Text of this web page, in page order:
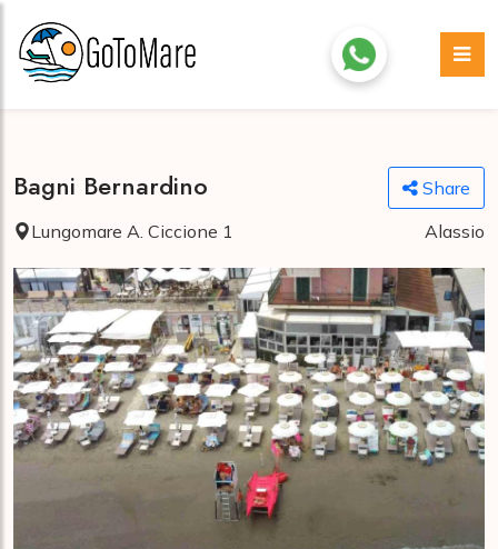
Bagni Bernardino
Share
Lungomare A. Ciccione 1
Alassio